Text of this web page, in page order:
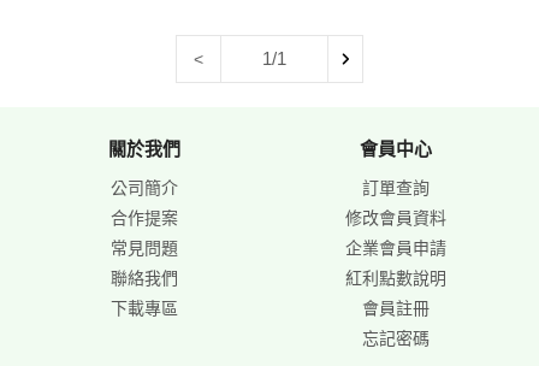
< 1/1
關於我們
公司簡介
合作提案
常見問題
聯絡我們
下載專區
會員中心
訂單查詢
修改會員資料
企業會員申請
紅利點數說明
會員註冊
忘記密碼